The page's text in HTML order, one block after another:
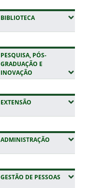
BIBLIOTECA(EXPANDIR SUBMENUS)
PESQUISA, PÓS-
GRADUAÇÃO E
INOVAÇÃO (EXPANDIR SUBMENUS)
EXTENSÃO (EXPANDIR SUBMENUS)
ADMINISTRAÇÃO (EXPANDIR
GESTÃO DE PESSOAS (EXPANDIR